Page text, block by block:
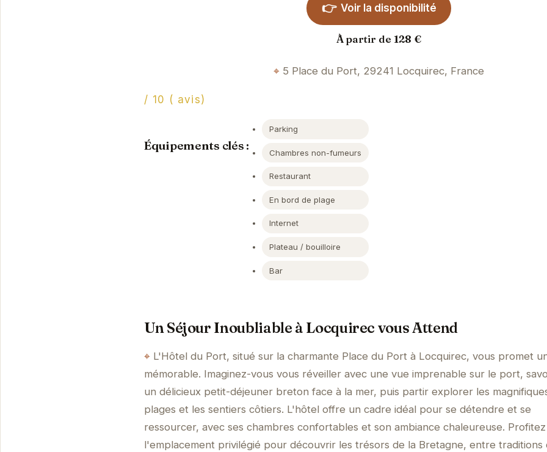
👉 Voir la disponibilité
À partir de 128 €
5 Place du Port, 29241 Locquirec, France
/ 10 ( avis)
Équipements clés :
Parking
Chambres non-fumeurs
Restaurant
En bord de plage
Internet
Plateau / bouilloire
Bar
Un Séjour Inoubliable à Locquirec vous Attend
L'Hôtel du Port, situé sur la charmante Place du Port à Locquirec, vous promet
mémorable. Imaginez-vous vous réveiller avec une vue imprenable sur le port,
un délicieux petit-déjeuner breton face à la mer, puis partir explorer les
plages et les sentiers côtiers. L'hôtel offre un cadre idéal pour se détendre et se
ressourcer, avec ses chambres confortables et son ambiance chaleureuse.
l'emplacement privilégié pour découvrir les trésors de la Bretagne, entre traditions